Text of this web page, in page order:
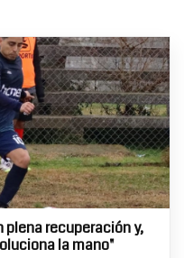
plena recuperación y,
la mano"